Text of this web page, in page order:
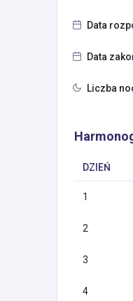
Data
Data
Liczba
DZIEŃ
1
2
3
4